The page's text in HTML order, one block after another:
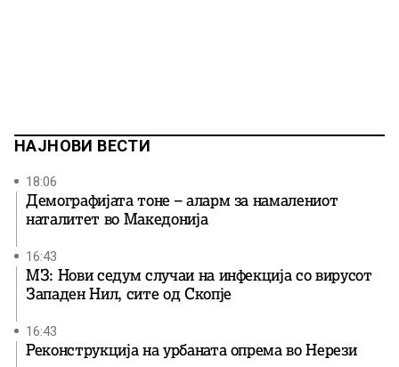
НАЈНОВИ ВЕСТИ
18:06
Демографијата тоне – аларм за намалениот
наталитет во Македонија
16:43
МЗ: Нови седум случаи на инфекција со вирусот
Западен Нил, сите од Скопје
16:43
Реконструкција на урбаната опрема во Нерези